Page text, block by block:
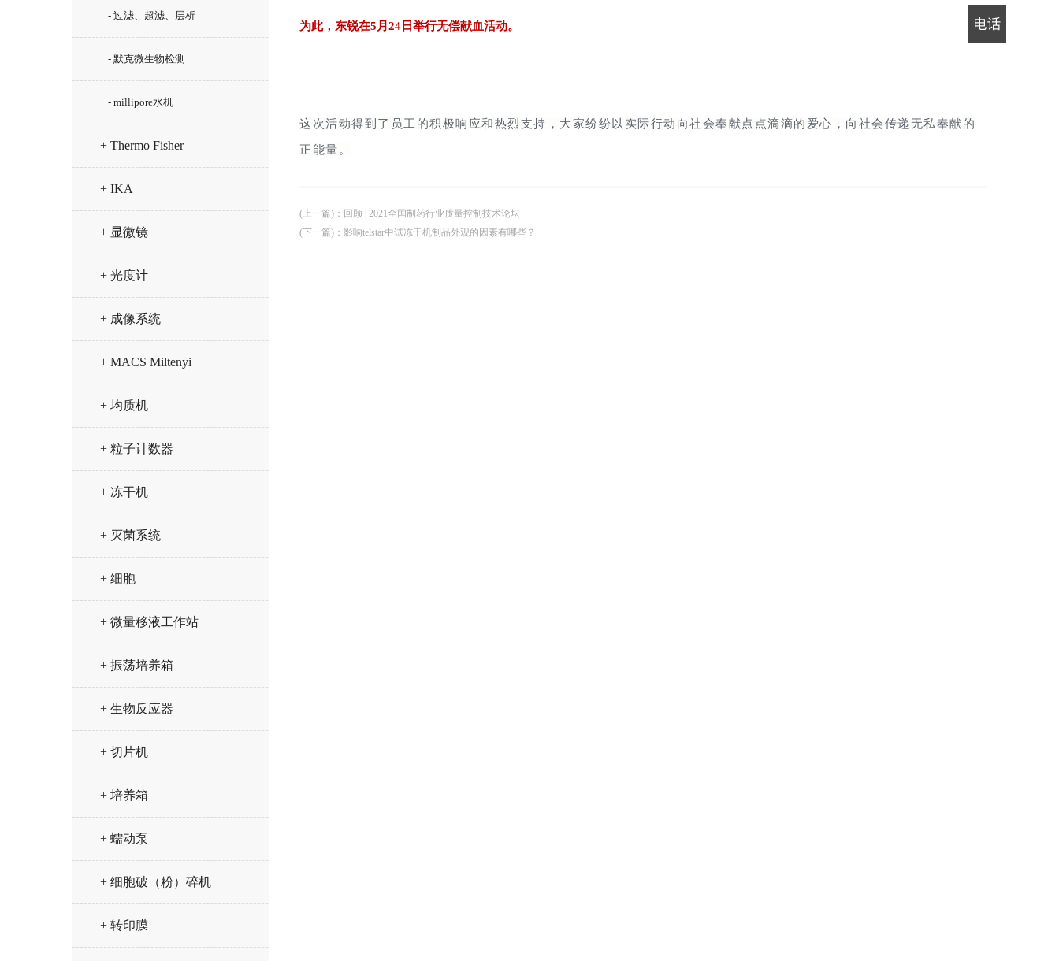
- 过滤、超滤、层析
- 默克微生物检测
- millipore水机
+ Thermo Fisher
+ IKA
+ 显微镜
+ 光度计
+ 成像系统
+ MACS Miltenyi
+ 均质机
+ 粒子计数器
+ 冻干机
+ 灭菌系统
+ 细胞
+ 微量移液工作站
+ 振荡培养箱
+ 生物反应器
+ 切片机
+ 培养箱
+ 蠕动泵
+ 细胞破（粉）碎机
+ 转印膜
为此，东锐在5月24日举行无偿献血活动。
这次活动得到了员工的积极响应和热烈支持，大家纷纷以实际行动向社会奉献点点滴滴的爱心，向社会传递无私奉献的
正能量。
(上一篇) ： 回顾 | 2021全国制药行业质量控制技术论坛
(下一篇) ： 影响telstar中试冻干机制品外观的因素有哪些？